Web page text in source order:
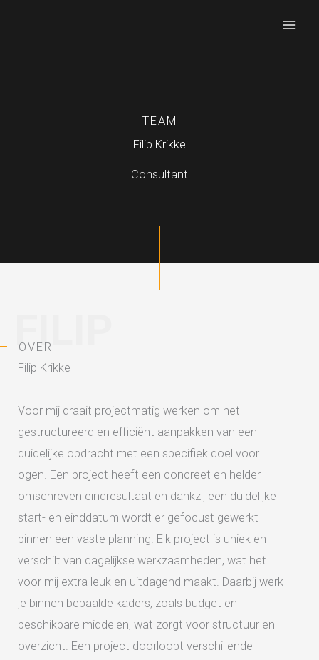
TEAM
Filip Krikke
Consultant
FILIP
OVER
Filip Krikke
Voor mij draait projectmatig werken om het
gestructureerd en efficiënt aanpakken van een
duidelijke opdracht met een specifiek doel voor
ogen. Een project heeft een concreet en helder
omschreven eindresultaat en dankzij een duidelijke
start- en einddatum wordt er gefocust gewerkt
binnen een vaste planning. Elk project is uniek en
verschilt van dagelijkse werkzaamheden, wat het
voor mij extra leuk en uitdagend maakt. Daarbij werk
je binnen bepaalde kaders, zoals budget en
beschikbare middelen, wat zorgt voor structuur en
overzicht. Een project doorloopt verschillende